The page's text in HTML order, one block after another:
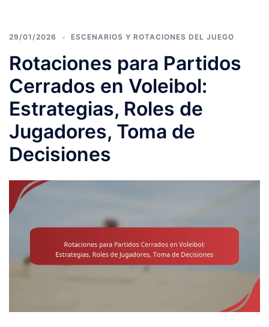
29/01/2026 ESCENARIOS Y ROTACIONES DEL JUEGO
Rotaciones para Partidos
Cerrados en Voleibol:
Estrategias, Roles de
Jugadores, Toma de
Decisiones